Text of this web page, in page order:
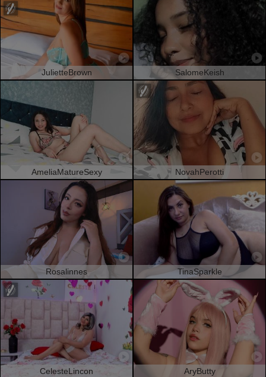
JulietteBrown SalomeKeish
AmeliaMatureSexy NovahPerotti
Rosalinnes TinaSparkle
CelesteLincon AryButty